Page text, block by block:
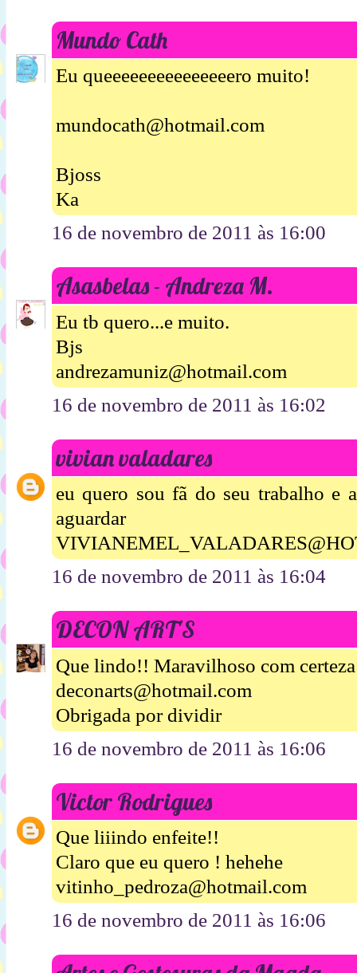
Mundo Cath
Eu queeeeeeeeeeeeeeero muito!
mundocath@hotmail.com
Bjoss
Ka
16 de novembro de 2011 às 16:00
Asasbelas - Andreza M.
Eu tb quero...e muito.
Bjs
andrezamuniz@hotmail.com
16 de novembro de 2011 às 16:02
vivian valadares
eu quero sou fã do seu trabalho e
aguardar
16 de novembro de 2011 às 16:04
DECON ART'S
Que lindo!! Maravilhoso com
deconarts@hotmail.com
Obrigada por dividir
16 de novembro de 2011 às 16:06
Victor Rodrigues
Que liiindo enfeite!!
Claro que eu quero ! hehehe
vitinho_pedroza@hotmail.com
16 de novembro de 2011 às 16:06